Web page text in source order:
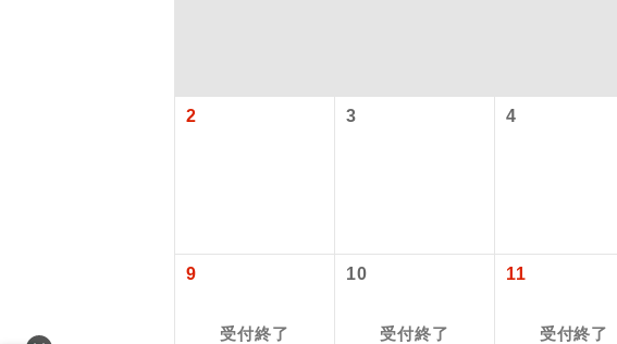
2 3 4
9
受付終了
10
受付終了
11
受付終了
アイコン